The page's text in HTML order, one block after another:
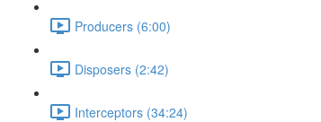
Producers (6:00)
Disposers (2:42)
Interceptors (34:24)